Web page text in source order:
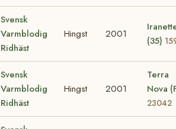
Svensk
Varmblodig
Ridhäst
Hingst 2001
(35)
Svensk
Varmblodig
Ridhäst
Hingst 2001
Terra
Nova
23042